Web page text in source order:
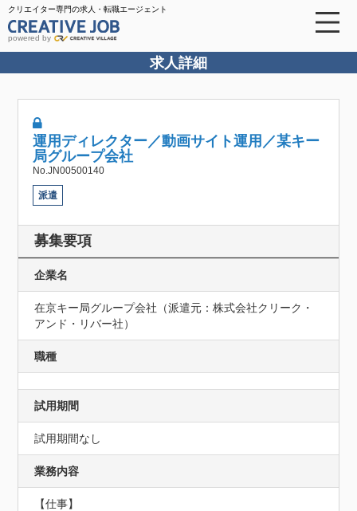
クリエイター専門の求人・転職エージェント
powered by
求人詳細
運用ディレクター／動画サイト運用／某キー
局グループ会社
No.JN00500140
派遣
募集要項
企業名
在京キー局グループ会社（派遣元：株式会社クリーク・
アンド・リバー社）
職種
試用期間
試用期間なし
業務内容
【仕事】